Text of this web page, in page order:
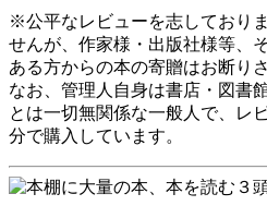
※公平なレビューを志しており
せんが、作家様・出版社様等、
ある方からの本の寄贈はお断り
なお、管理人自身は書店・図書
とは一切無関係な一般人で、レ
分で購入しています。